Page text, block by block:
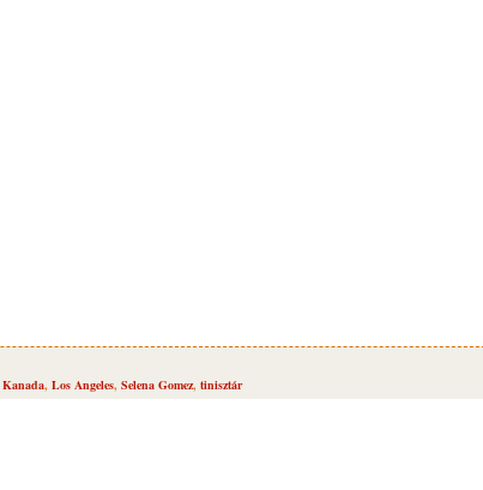
Kanada, Los Angeles, Selena Gomez, tinisztár